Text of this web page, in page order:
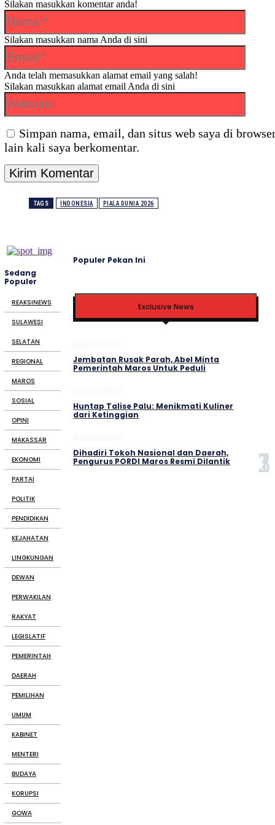
Silakan masukkan komentar anda!
Silakan masukkan nama Anda di sini
Anda telah memasukkan alamat email yang salah!
Silakan masukkan alamat email Anda di sini
Simpan nama, email, dan situs web saya di
lain kali saya berkomentar.
TAGS INDONESIA PIALA DUNIA 2026
Sedang
Populer
REAKSINEWS
SULAWESI
SELATAN
REGIONAL
MAROS
SOSIAL
OPINI
MAKASSAR
EKONOMI
PARTAI
POLITIK
PENDIDIKAN
KEJAHATAN
LINGKUNGAN
DEWAN
PERWAKILAN
RAKYAT
LEGISLATIF
PEMERINTAH
DAERAH
PEMILIHAN
UMUM
KABINET
MENTERI
BUDAYA
KORUPSI
GOWA
Populer Pekan Ini
Exclusive News
Jembatan Rusak Parah, Abel Minta
Pemerintah Maros Untuk Peduli
Huntap Talise Palu: Menikmati Kuliner
dari Ketinggian
Dihadiri Tokoh Nasional dan Daerah,
Pengurus PORDI Maros Resmi Dilantik